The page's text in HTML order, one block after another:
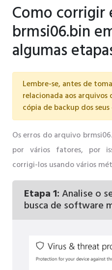
Como corrigir
brmsi06.bin
algumas
Lembre-se, antes de
relacionada aos arquivos
cópia de backup dos
Os erros do arquivo
​​por vários fatores, por
corrigi-los usando vários
Etapa 1:Analise o
busca de software